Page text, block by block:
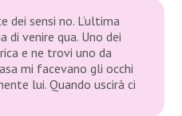
dei sensi no. L’ultima
venire qua. Uno dei
e ne trovi uno da
mi facevano gli occhi
lui. Quando uscirà ci